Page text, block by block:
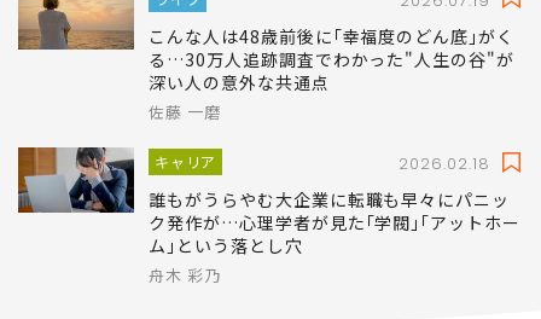
こんな人は48歳前後に｢幸福度のどん底｣がく
る…30万人追跡調査でわかった"人生の谷"が
深い人の意外な共通点
佐藤 一磨
キャリア 2026.02.18
誰もがうらやむ大企業に転職も早々にパニッ
ク発作が…心理学者が見た｢学閥｣｢アットホー
ム｣という落とし穴
舟木 彩乃